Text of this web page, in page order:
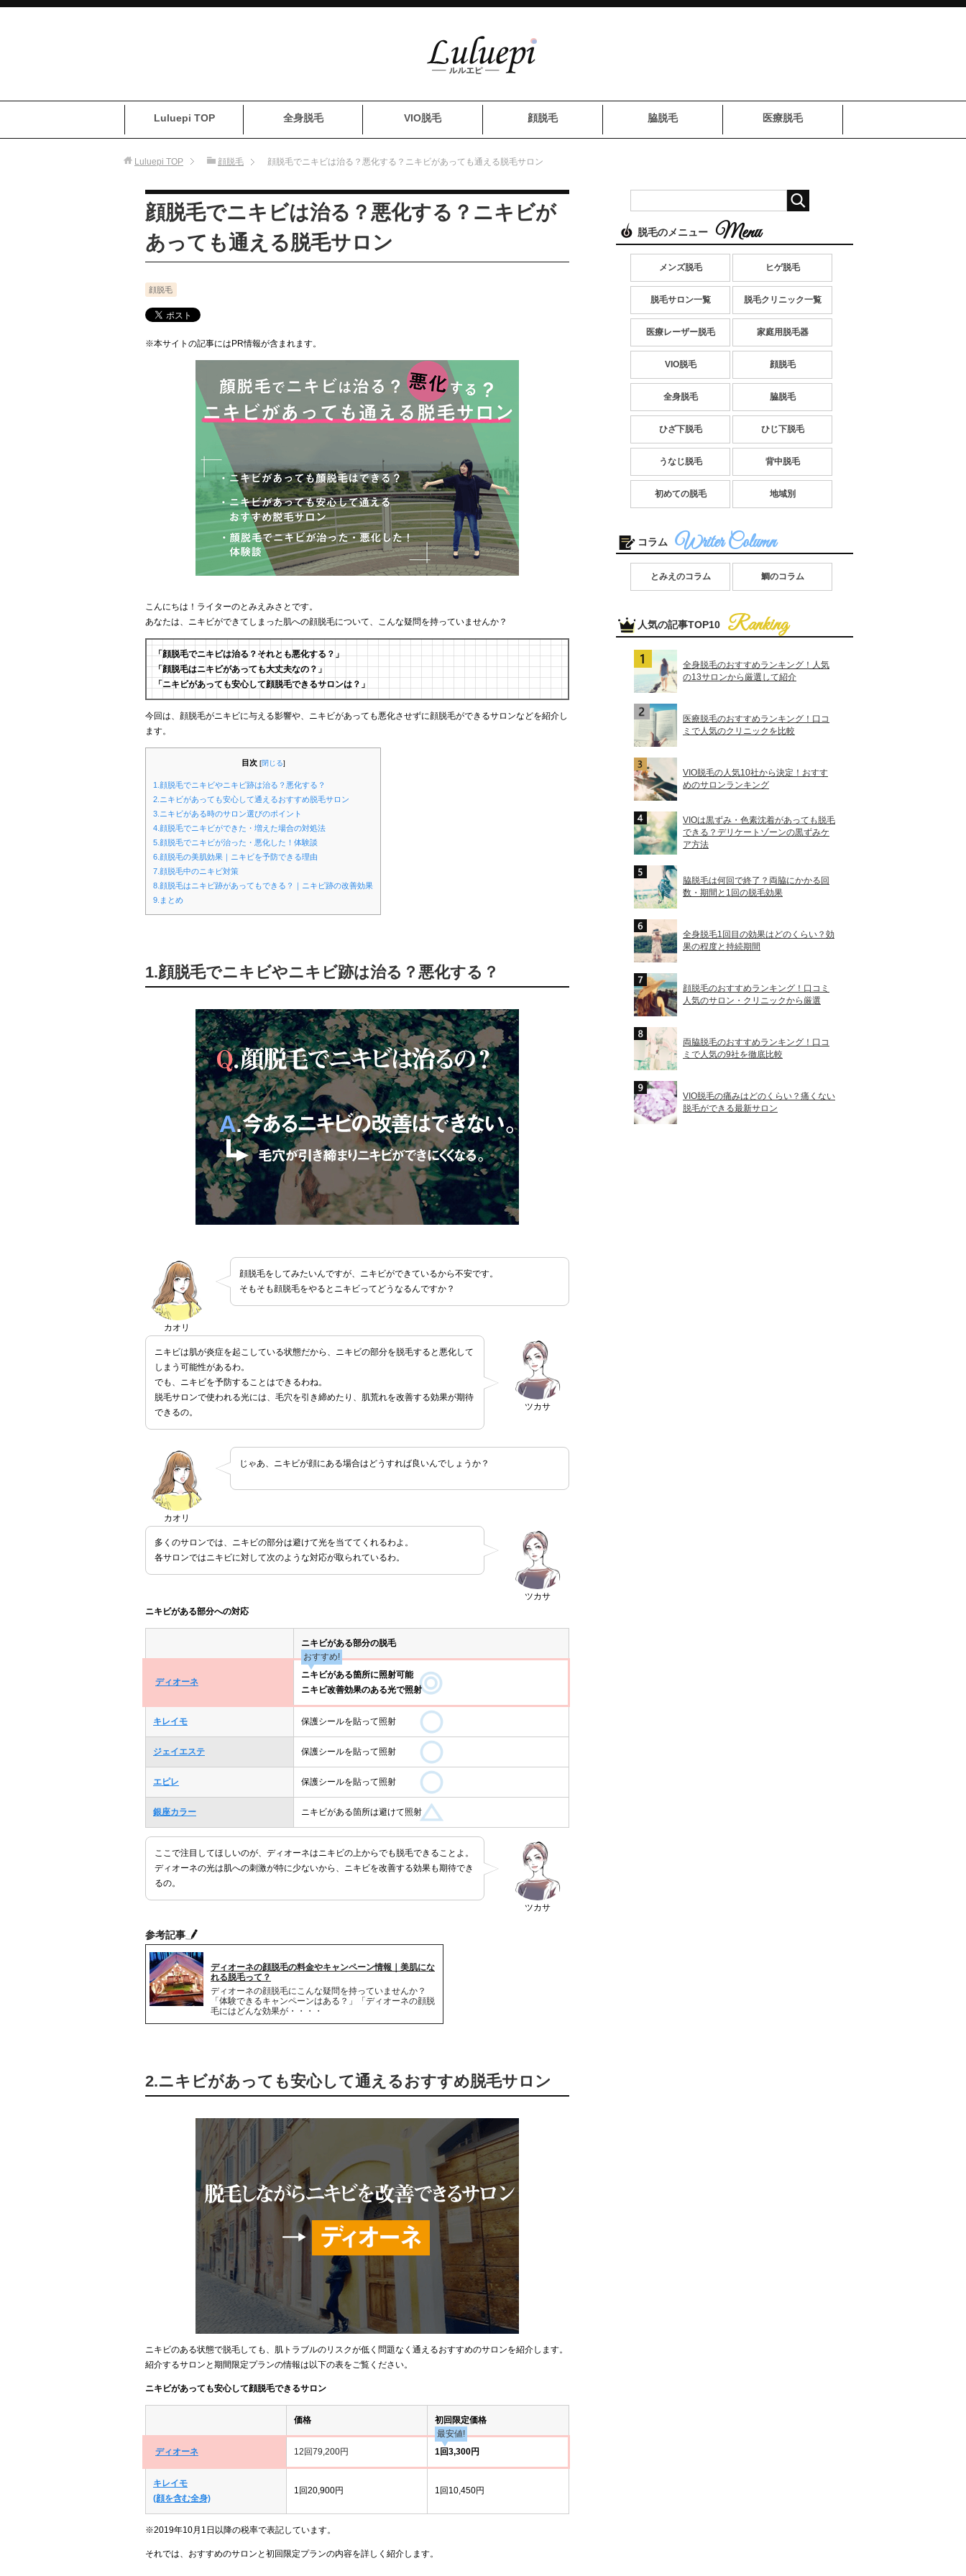
Luluepi TOP 全身脱毛 VIO脱毛 顔脱毛 脇脱毛 医療脱毛
Luluepi TOP 顔脱毛 顔脱毛でニキビは治る？悪化する？ニキビがあっても通える脱毛サロン
顔脱毛でニキビは治る？悪化する？ニキビが
あっても通える脱毛サロン
顔脱毛
※本サイトの記事にはPR情報が含まれます。
こんにちは！ライターのとみえみさとです。
あなたは、ニキビができてしまった肌への顔脱毛について、こんな疑問を持っていませんか？
「顔脱毛でニキビは治る？それとも悪化する？」
「顔脱毛はニキビがあっても大丈夫なの？」
「ニキビがあっても安心して顔脱毛できるサロンは？」
今回は、顔脱毛がニキビに与える影響や、ニキビがあっても悪化させずに顔脱毛ができるサロンなどを紹介し
ます。
目次 [閉じる]
1.顔脱毛でニキビやニキビ跡は治る？悪化する？
2.ニキビがあっても安心して通えるおすすめ脱毛サロン
3.ニキビがある時のサロン選びのポイント
4.顔脱毛でニキビができた・増えた場合の対処法
5.顔脱毛でニキビが治った・悪化した！体験談
6.顔脱毛の美肌効果｜ニキビを予防できる理由
7.顔脱毛中のニキビ対策
8.顔脱毛はニキビ跡があってもできる？｜ニキビ跡の改善効果
9.まとめ
1.顔脱毛でニキビやニキビ跡は治る？悪化する？
カオリ
顔脱毛をしてみたいんですが、ニキビができているから不安です。
そもそも顔脱毛をやるとニキビってどうなるんですか？
ツカサ
ニキビは肌が炎症を起こしている状態だから、ニキビの部分を脱毛すると悪化して
しまう可能性があるわ。
でも、ニキビを予防することはできるわね。
脱毛サロンで使われる光には、毛穴を引き締めたり、肌荒れを改善する効果が期待
できるの。
カオリ
じゃあ、ニキビが顔にある場合はどうすれば良いんでしょうか？
ツカサ
多くのサロンでは、ニキビの部分は避けて光を当ててくれるわよ。
各サロンではニキビに対して次のような対応が取られているわ。
ニキビがある部分への対応
ニキビがある部分の脱毛
ディオーネ
おすすめ!
ニキビがある箇所に照射可能
ニキビ改善効果のある光で照射
キレイモ 保護シールを貼って照射
ジェイエステ 保護シールを貼って照射
エピレ 保護シールを貼って照射
銀座カラー ニキビがある箇所は避けて照射
ツカサ
ここで注目してほしいのが、ディオーネはニキビの上からでも脱毛できることよ。
ディオーネの光は肌への刺激が特に少ないから、ニキビを改善する効果も期待でき
るの。
参考記事
ディオーネの顔脱毛の料金やキャンペーン情報｜美肌にな
れる脱毛って？
ディオーネの顔脱毛にこんな疑問を持っていませんか？
「体験できるキャンペーンはある？」「ディオーネの顔脱
毛にはどんな効果が・・・・
2.ニキビがあっても安心して通えるおすすめ脱毛サロン
ニキビのある状態で脱毛しても、肌トラブルのリスクが低く問題なく通えるおすすめのサロンを紹介します。
紹介するサロンと期間限定プランの情報は以下の表をご覧ください。
ニキビがあっても安心して顔脱毛できるサロン
価格 初回限定価格
ディオーネ 12回79,200円
最安値!
1回3,300円
キレイモ
(顔を含む全身)
1回20,900円 1回10,450円
※2019年10月1日以降の税率で表記しています。
それでは、おすすめのサロンと初回限定プランの内容を詳しく紹介します。
脱毛のメニュー
メンズ脱毛 ヒゲ脱毛
脱毛サロン一覧 脱毛クリニック一覧
医療レーザー脱毛 家庭用脱毛器
VIO脱毛 顔脱毛
全身脱毛 脇脱毛
ひざ下脱毛 ひじ下脱毛
うなじ脱毛 背中脱毛
初めての脱毛 地域別
コラム
とみえのコラム 鯛のコラム
人気の記事TOP10
全身脱毛のおすすめランキング！人気
の13サロンから厳選して紹介
医療脱毛のおすすめランキング！口コ
ミで人気のクリニックを比較
VIO脱毛の人気10社から決定！おすす
めのサロンランキング
VIOは黒ずみ・色素沈着があっても脱毛
できる？デリケートゾーンの黒ずみケ
ア方法
脇脱毛は何回で終了？両脇にかかる回
数・期間と1回の脱毛効果
全身脱毛1回目の効果はどのくらい？効
果の程度と持続期間
顔脱毛のおすすめランキング！口コミ
人気のサロン・クリニックから厳選
両脇脱毛のおすすめランキング！口コ
ミで人気の9社を徹底比較
VIO脱毛の痛みはどのくらい？痛くない
脱毛ができる最新サロン